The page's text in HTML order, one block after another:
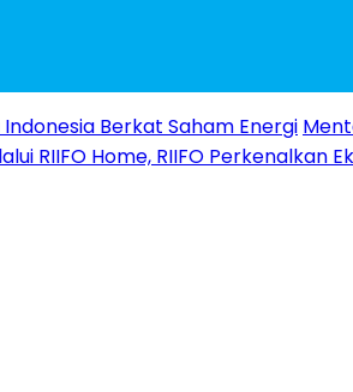
Berkat Saham Energi
RIIFO Home, RIIFO Perkenalkan